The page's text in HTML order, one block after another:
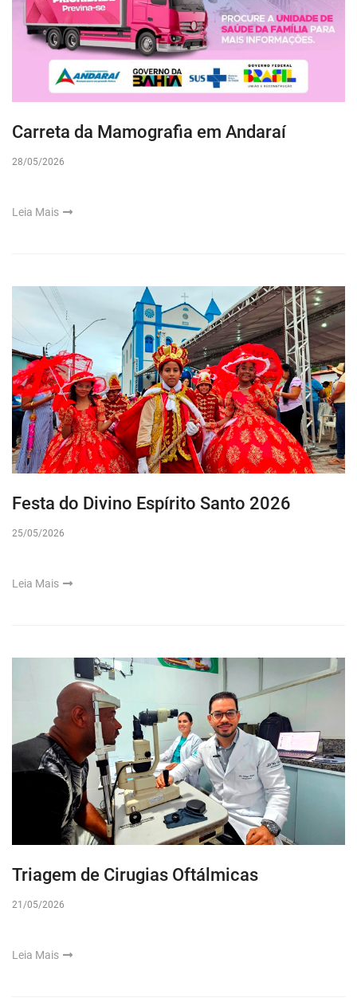
Carreta da Mamografia em Andaraí
28/05/2026
Leia Mais
Festa do Divino Espírito Santo 2026
25/05/2026
Leia Mais
Triagem de Cirugias Oftálmicas
21/05/2026
Leia Mais